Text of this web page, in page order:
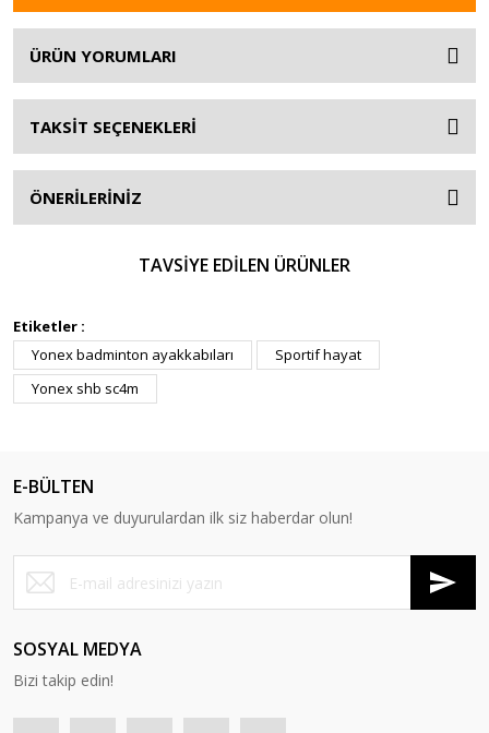
ÜRÜN YORUMLARI
TAKSİT SEÇENEKLERİ
ÖNERİLERİNİZ
TAVSİYE EDİLEN ÜRÜNLER
Etiketler :
Yonex badminton ayakkabıları
Sportif hayat
Yonex shb sc4m
E-BÜLTEN
Kampanya ve duyurulardan ilk siz haberdar olun!
SOSYAL MEDYA
Bizi takip edin!